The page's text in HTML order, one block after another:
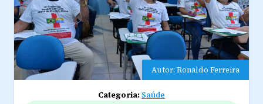
Autor: Ronaldo Ferreira
Categoria: Saúde